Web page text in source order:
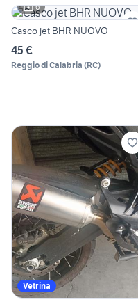
6
Casco jet BHR NUOVO
45 €
Reggio di Calabria (RC)
Vetrina